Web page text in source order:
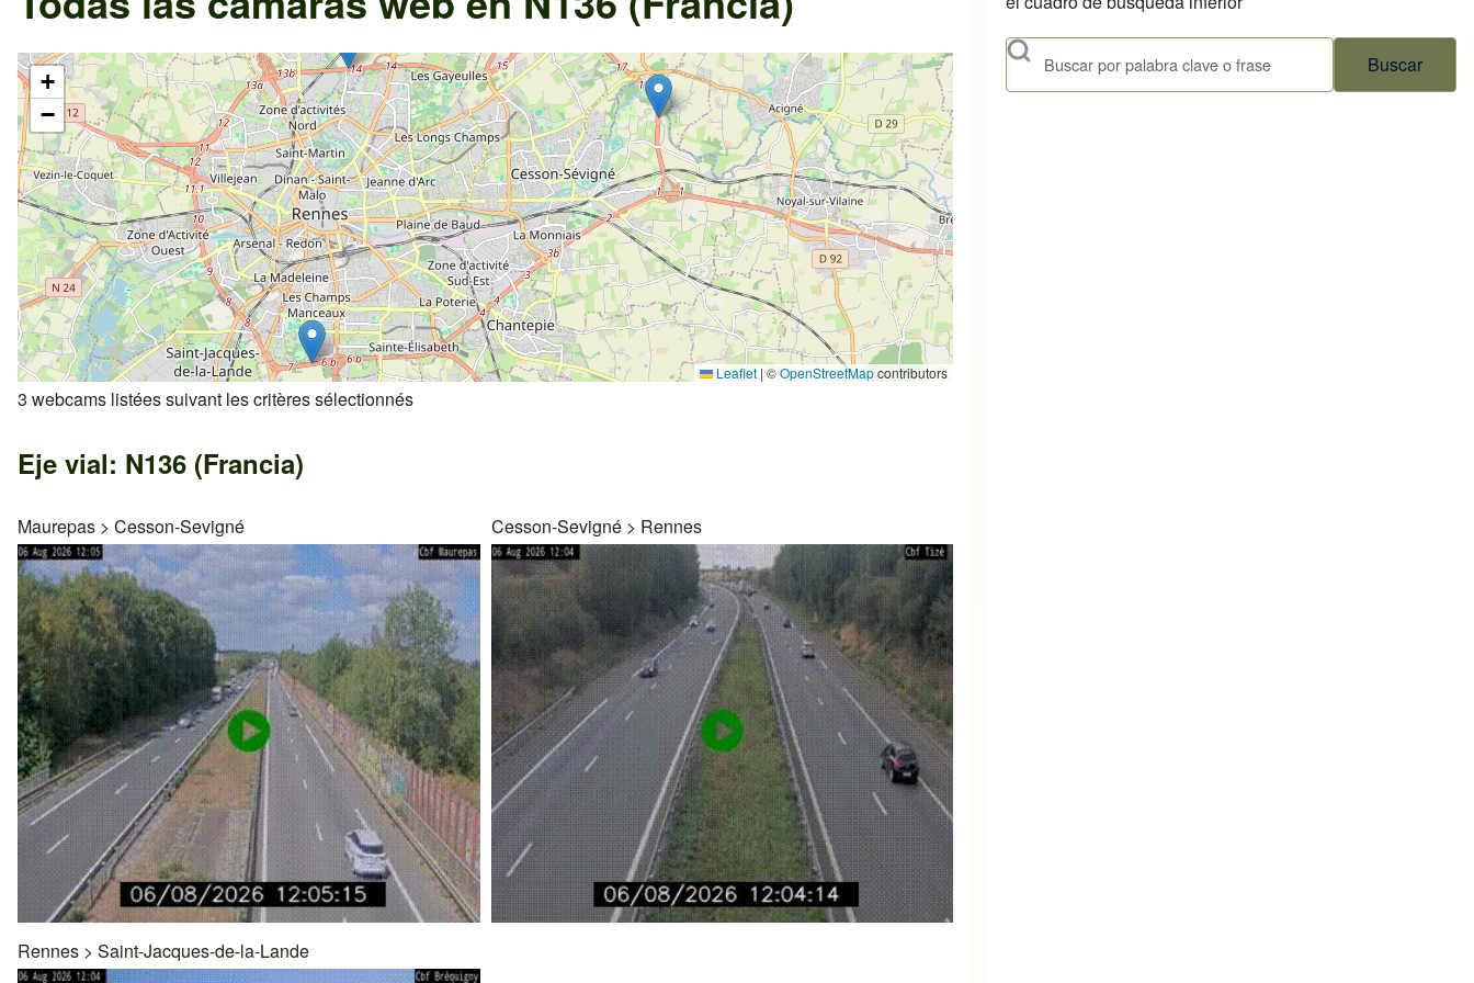
+
−
Leaflet | ©OpenStreetMapcontributors
3 webcams listées suivant les critères sélectionnés
Eje vial: N136 (Francia)
Maurepas > Cesson-Sevigné Cesson-Sevigné> Rennes
Rennes > Saint-Jacques-de-la-Lande
Buscar